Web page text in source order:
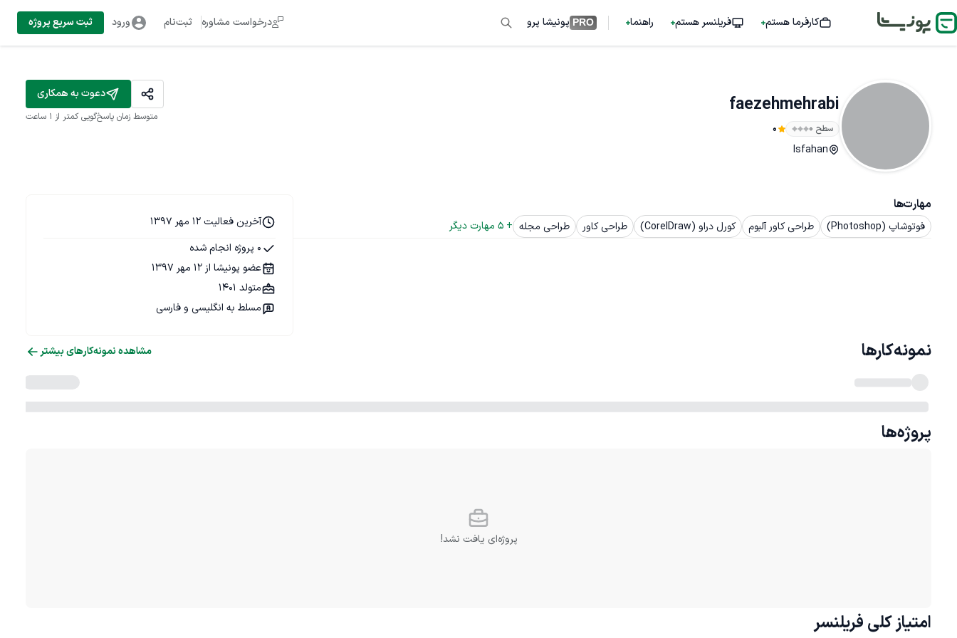
کارفرما هستم فریلنسر هستم راهنما PRO پونیشا پرو درخواست مشاوره ثبت‌نام ورود ثبت سریع پروژه
faezehmehrabi
سطح ۰ 0
Isfahan
دعوت به همکاری
متوسط زمان پاسخ‌گویی کمتر از 1 ساعت
مهارت‌ها
فوتوشاپ (Photoshop) طراحی کاور آلبوم کورل دراو (CorelDraw) طراحی کاور طراحی مجله +
5 مهارت دیگر
آخرین فعالیت 12 مهر 1397
0 پروژه انجام شده
عضو پونیشا از 12 مهر 1397
متولد 1401
مسلط به انگلیسی و فارسی
نمونه‌کارها مشاهده نمونه‌کارهای بیشتر
پروژه‌ها
پروژه‌ای یافت نشد!
امتیاز کلی فریلنسر